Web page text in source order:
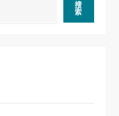
搜
索